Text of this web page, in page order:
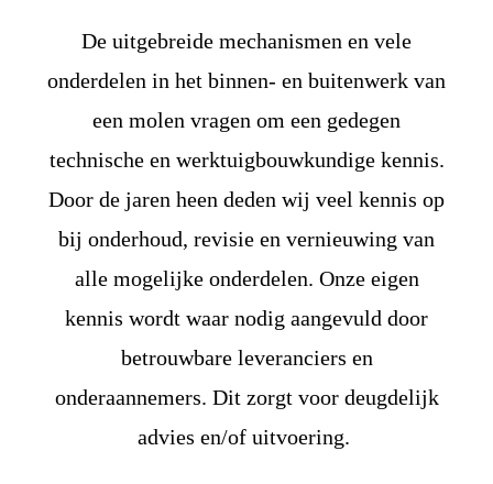
De uitgebreide mechanismen en vele
onderdelen in het binnen- en buitenwerk van
een molen vragen om een gedegen
technische en werktuigbouwkundige kennis.
Door de jaren heen deden wij veel kennis op
bij onderhoud, revisie en vernieuwing van
alle mogelijke onderdelen. Onze eigen
kennis wordt waar nodig aangevuld door
betrouwbare leveranciers en
onderaannemers. Dit zorgt voor deugdelijk
advies en/of uitvoering.